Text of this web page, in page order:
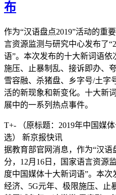
布
作为“汉语盘点2019”活动的重
言资源监测与研究中心发布了
语”。本次发布的十大新词语
施压、止暴制乱、接诉即办、
雪容融、杀猪盘、乡字号/土字
活的新现象和新变化。十大新
展中的一系列热点事件。
T+- （原标题：2019年中国媒
选） 新京报快讯
据教育部官网消息，作为“汉语
分，12月16日，国家语言资源
度中国媒体十大新词语”。本
经济、5G元年、极限施压、止